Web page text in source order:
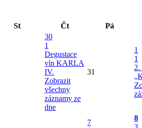
St Čt Pá
30
1
Degustace
vín KARLA
IV.
Zobrazit
všechny
záznamy ze
dne
31
1
1
2.
7
8